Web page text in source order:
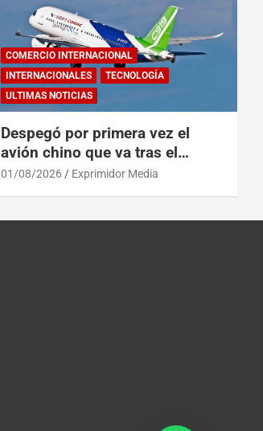
COMERCIO INTERNACIONAL
INTERNACIONALES
TECNOLOGÍA
ULTIMAS NOTICIAS
Despegó por primera vez el
avión chino que va tras el
reinado del A319 en el Tíbet
01/08/2026 Exprimidor Media